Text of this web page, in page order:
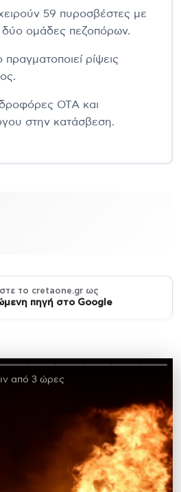
59 πυροσβέστες με
δύο ομάδες πεζοπόρων.
ρίψεις
ΟΤΑ και
στην κατάσβεση.
το cretaone.gr ως
πηγή στο Google
από 3 ώρες